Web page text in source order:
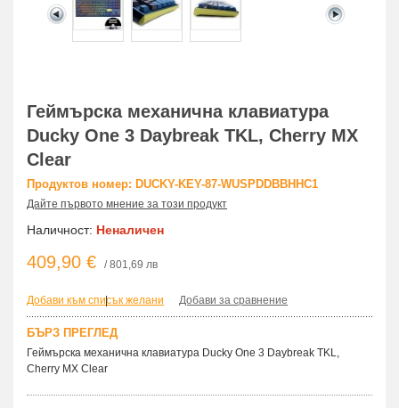
Геймърскa механична клавиатура
Ducky One 3 Daybreak TKL, Cherry MX
Clear
Продуктов номер: DUCKY-KEY-87-WUSPDDBBHHC1
Дайте първото мнение за този продукт
Наличност: Неналичен
409,90 € / 801,69 лв
Добави към списък желани
| Добави за сравнение
БЪРЗ ПРЕГЛЕД
Геймърскa механична клавиатура Ducky One 3 Daybreak TKL,
Cherry MX Clear